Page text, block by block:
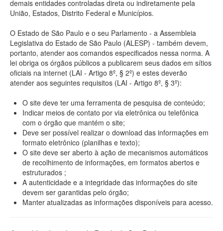
demais entidades controladas direta ou indiretamente pela
União, Estados, Distrito Federal e Municípios.
O Estado de São Paulo e o seu Parlamento - a Assembleia
Legislativa do Estado de São Paulo (ALESP) - também devem,
portanto, atender aos comandos especificados nessa norma. A
lei obriga os órgãos públicos a publicarem seus dados em sítios
oficiais na internet (LAI - Artigo 8º, § 2º) e estes deverão
atender aos seguintes requisitos (LAI - Artigo 8º, § 3º):
O site deve ter uma ferramenta de pesquisa de conteúdo;
Indicar meios de contato por via eletrônica ou telefônica
com o órgão que mantém o site;
Deve ser possível realizar o download das informações em
formato eletrônico (planilhas e texto);
O site deve ser aberto à ação de mecanismos automáticos
de recolhimento de informações, em formatos abertos e
estruturados ;
A autenticidade e a integridade das informações do site
devem ser garantidas pelo órgão;
Manter atualizadas as informações disponíveis para acesso.